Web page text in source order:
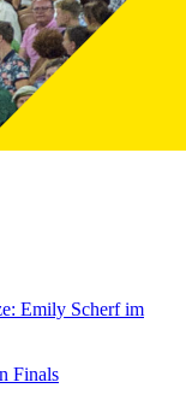
Emily Scherf im
Finals